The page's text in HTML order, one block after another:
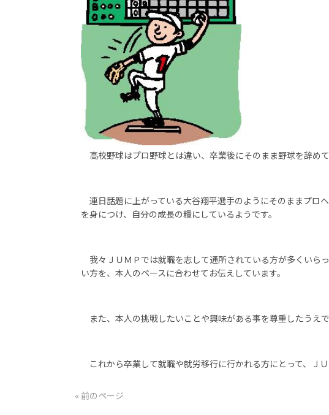
高校野球はプロ野球とは違い、卒業後にそのまま野球を辞め
連日話題に上がっている大谷翔平選手のようにそのままプロ
を身につけ、自分の成長の糧にしているようです。
我々ＪＵＭＰでは就職を志して通所されている方が多くいら
い方を、本人のペースに合わせてお伝えしています。
また、本人の挑戦したいことや興味がある事を尊重したうえ
これから卒業して就職や就労移行に行かれる方にとって、Ｊ
« 前のページ